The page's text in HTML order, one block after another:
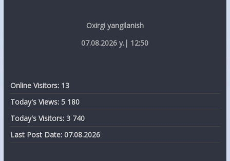
Oxirgi yangilanish
07.08.2026 y.| 12:50
Online Visitors: 13
Today's Views: 5 180
Today's Visitors: 3 740
Last Post Date: 07.08.2026